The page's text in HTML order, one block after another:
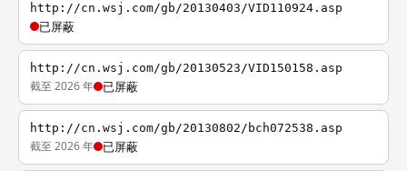
http://cn.wsj.com/gb/20130403/VID110924.asp
已屏蔽
http://cn.wsj.com/gb/20130523/VID150158.asp
截至 2026 年 已屏蔽
http://cn.wsj.com/gb/20130802/bch072538.asp
截至 2026 年 已屏蔽